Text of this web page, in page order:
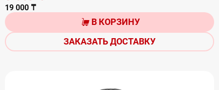
19 000 ₸
В КОРЗИНУ
ЗАКАЗАТЬ ДОСТАВКУ